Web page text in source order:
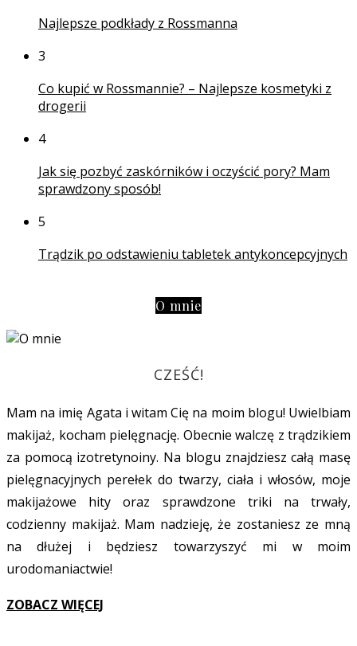
Najlepsze podkłady z Rossmanna
3
Co kupić w Rossmannie? – Najlepsze kosmetyki z
drogerii
4
Jak się pozbyć zaskórników i oczyścić pory? Mam
sprawdzony sposób!
5
Trądzik po odstawieniu tabletek antykoncepcyjnych
O mnie
CZEŚĆ!
Mam na imię Agata i witam Cię na moim blogu! Uwielbiam
makijaż, kocham pielęgnację. Obecnie walczę z trądzikiem
za pomocą izotretynoiny. Na blogu znajdziesz całą masę
pielęgnacyjnych perełek do twarzy, ciała i włosów, moje
makijażowe hity oraz sprawdzone triki na trwały,
codzienny makijaż. Mam nadzieję, że zostaniesz ze mną
na dłużej i będziesz towarzyszyć mi w moim
urodomaniactwie!
ZOBACZ WIĘCEJ